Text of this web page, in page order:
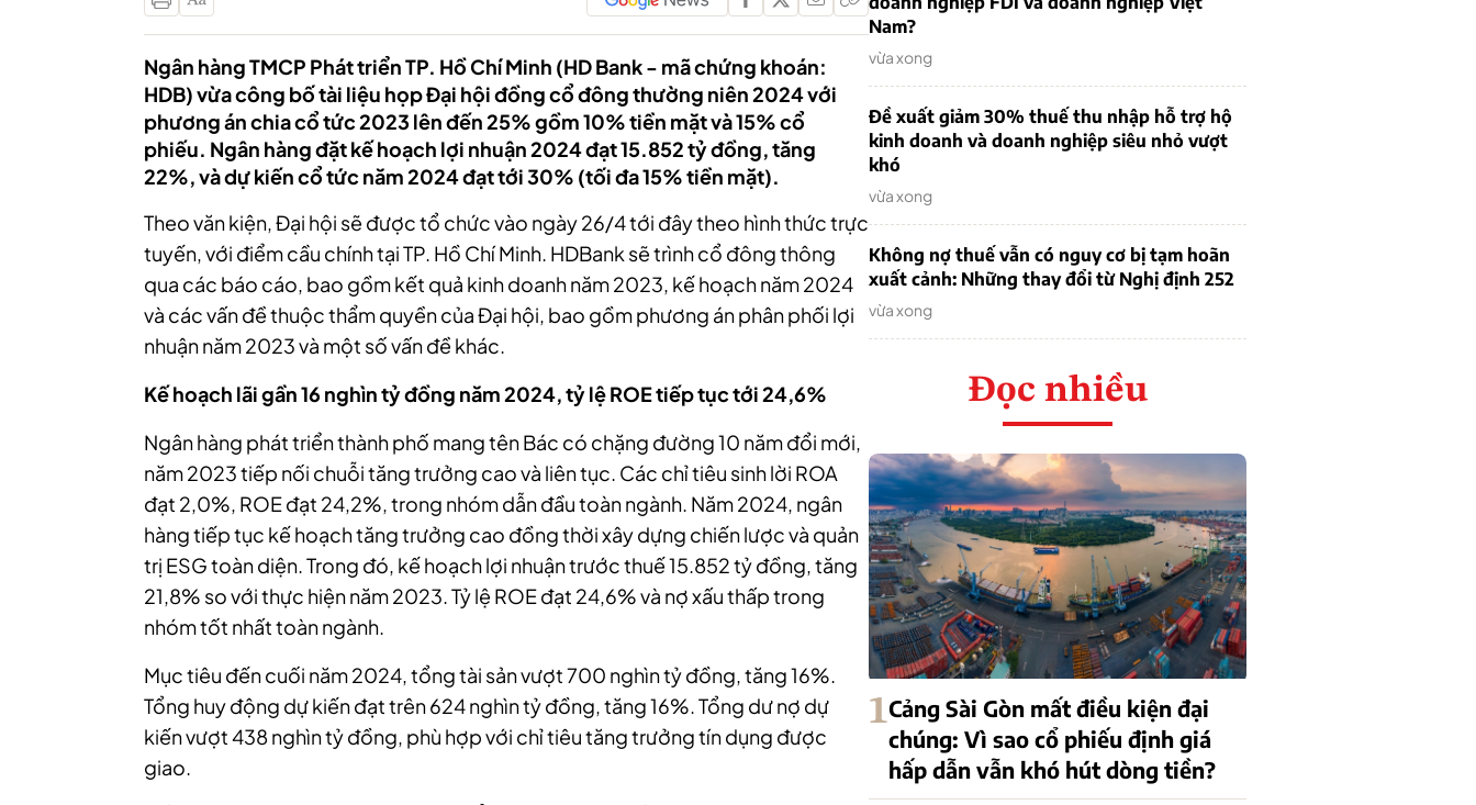
Ngân hàng TMCP Phát triển TP. Hồ Chí Minh (HD Bank- mã chứng khoán:
HDB) vừa công bố tài liệu họp Đại hội đồng cổ đông thường niên 2024 với
phương án chia cổ tức 2023 lên đến 25% gồm 10% tiền mặt và 15% cổ
phiếu. Ngân hàng đặt kế hoạch lợi nhuận 2024 đạt 15.852 tỷ đồng, tăng
22%, và dự kiến cổ tức năm 2024 đạt tới 30% (tối đa 15% tiền mặt).
Theo văn kiện, Đại hội sẽ được tổ chức vào ngày 26/4 tới đây theo hình thức trực
tuyến, với điểm cầu chính tại TP. Hồ Chí Minh. HDBank sẽ trình cổ đông thông
qua các báo cáo, bao gồm kết quả kinh doanh năm 2023, kế hoạch năm 2024
và các vấn đề thuộc thẩm quyền của Đại hội, bao gồm phương án phân phối lợi
nhuận năm 2023 và một số vấn đề khác.
Kế hoạch lãi gần 16 nghìn tỷ đồng năm 2024, tỷ lệ ROE tiếp tục tới 24,6%
Ngân hàng phát triển thành phố mang tên Bác có chặng đường 10 năm đổi mới,
năm 2023 tiếp nối chuỗi tăng trưởng cao và liên tục. Các chỉ tiêu sinh lời ROA
đạt 2,0%, ROE đạt 24,2%, trong nhóm dẫn đầu toàn ngành. Năm 2024, ngân
hàng tiếp tục kế hoạch tăng trưởng cao đồng thời xây dựng chiến lược và quản
trị ESG toàn diện. Trong đó, kế hoạch lợi nhuận trước thuế 15.852 tỷ đồng, tăng
21,8% so với thực hiện năm 2023. Tỷ lệ ROE đạt 24,6% và nợ xấu thấp trong
nhóm tốt nhất toàn ngành.
Mục tiêu đến cuối năm 2024, tổng tài sản vượt 700 nghìn tỷ đồng, tăng 16%.
Tổng huy động dự kiến đạt trên 624 nghìn tỷ đồng, tăng 16%. Tổng dư nợ dự
kiến vượt 438 nghìn tỷ đồng, phù hợp với chỉ tiêu tăng trưởng tín dụng được
giao.
Nam?
vừa xong
Đề xuất giảm 30% thuế thu nhập hỗ trợ hộ
kinh doanh và doanh nghiệp siêu nhỏ vượt
khó
vừa xong
Không nợ thuế vẫn có nguy cơ bị tạm hoãn
xuất cảnh: Những thay đổi từ Nghị định 252
vừa xong
Đọc nhiều
1Cảng Sài Gòn mất điều kiện đại
chúng: Vì sao cổ phiếu định giá
hấp dẫn vẫn khó hút dòng tiền?